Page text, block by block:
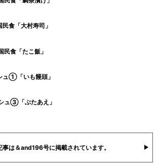
食「大村寿司」
民食「たこ飯」
ュ①「いも饅頭」
ュ③「ぶたあえ」
事は＆and196号に掲載されています。